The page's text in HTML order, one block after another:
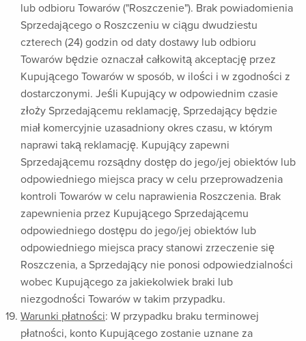
lub odbioru Towarów ("Roszczenie"). Brak powiadomienia
Sprzedającego o Roszczeniu w ciągu dwudziestu
czterech (24) godzin od daty dostawy lub odbioru
Towarów będzie oznaczał całkowitą akceptację przez
Kupującego Towarów w sposób, w ilości i w zgodności z
dostarczonymi. Jeśli Kupujący w odpowiednim czasie
złoży Sprzedającemu reklamację, Sprzedający będzie
miał komercyjnie uzasadniony okres czasu, w którym
naprawi taką reklamację. Kupujący zapewni
Sprzedającemu rozsądny dostęp do jego/jej obiektów lub
odpowiedniego miejsca pracy w celu przeprowadzenia
kontroli Towarów w celu naprawienia Roszczenia. Brak
zapewnienia przez Kupującego Sprzedającemu
odpowiedniego dostępu do jego/jej obiektów lub
odpowiedniego miejsca pracy stanowi zrzeczenie się
Roszczenia, a Sprzedający nie ponosi odpowiedzialności
wobec Kupującego za jakiekolwiek braki lub
niezgodności Towarów w takim przypadku.
Warunki płatności: W przypadku braku terminowej
płatności, konto Kupującego zostanie uznane za